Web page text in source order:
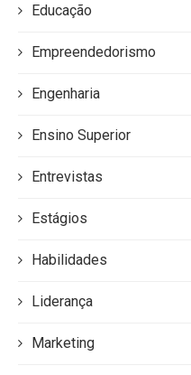
Educação
Empreendedorismo
Engenharia
Ensino Superior
Entrevistas
Estágios
Habilidades
Liderança
Marketing